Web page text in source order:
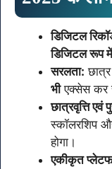
डिजिटल
डिजिटल रूप
सरलता:
भीएक्सेस कर
छात्रवृत्ति एवं
स्कॉलरशिप
होगा।
एकीकृत